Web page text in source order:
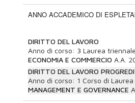
ANNO ACCADEMICO DI
DIRITTO DEL LAVORO
Anno di corso: 3 Laurea
ECONOMIA E COMMERCIO A.A.
DIRITTO DEL LAVORO
Anno di corso: 1 Corso di
MANAGEMENT E GOVERNANCE